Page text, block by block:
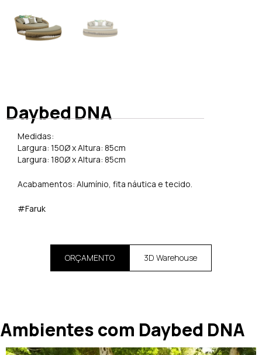
Daybed DNA
Medidas:
Largura: 150Ø x Altura: 85cm
Largura: 180Ø x Altura: 85cm
Acabamentos: Alumínio, fita náutica e tecido.
#Faruk
ORÇAMENTO 3D Warehouse
Ambientes com Daybed DNA